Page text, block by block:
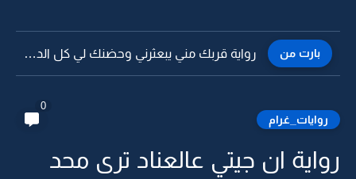
بارت من رواية قربك مني يبعثرني وحضنك لي كل الدفا -4
روايات_غرام
0
رواية ان جيتي عالعناد ترى محد